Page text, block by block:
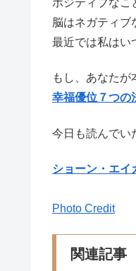
脳はネガティ
最近では私はい
もし、あなた
幸福優位７つの
今日も読んでい
ショーン・エイ
Photo Credit
関連記事